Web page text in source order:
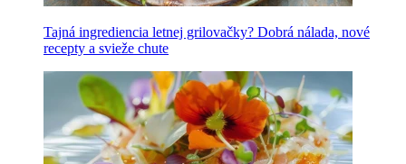
Tajná ingrediencia letnej grilovačky? Dobrá nálada, nové
recepty a svieže chute